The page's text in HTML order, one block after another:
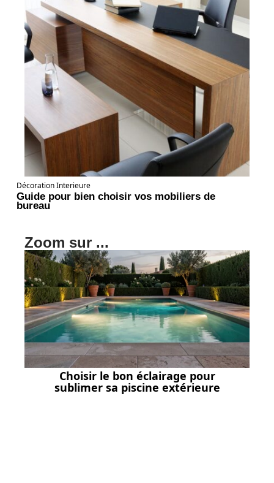
Décoration Interieure
Guide pour bien choisir vos mobiliers de
bureau
Zoom sur ...
Choisir le bon éclairage pour
sublimer sa piscine extérieure